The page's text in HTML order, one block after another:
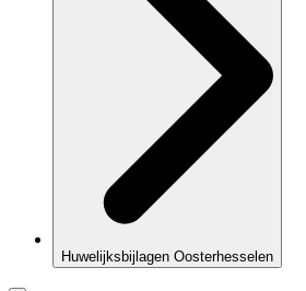
Huwelijksbijlagen Oosterhesselen